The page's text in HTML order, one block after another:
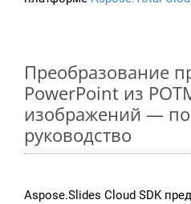
Преобразование
PowerPoint из
изображений —
руководство
Aspose.Slides Cloud SDK